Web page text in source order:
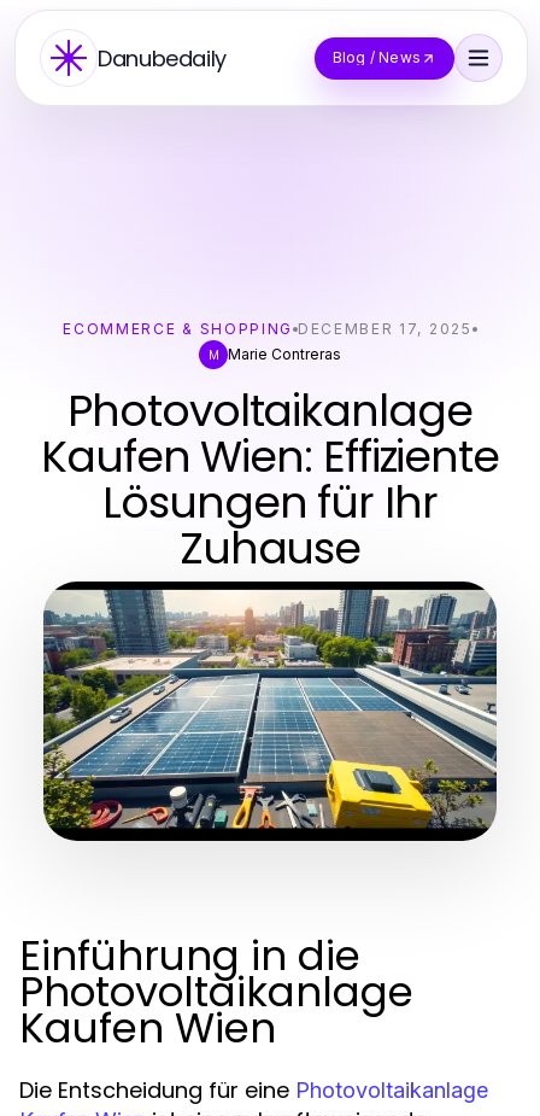
Danubedaily Blog / News
ECOMMERCE & SHOPPING DECEMBER 17, 2025
M Marie Contreras
Photovoltaikanlage
Kaufen Wien: Effiziente
Lösungen für Ihr
Zuhause
Einführung in die
Photovoltaikanlage
Kaufen Wien
Die Entscheidung für eine Photovoltaikanlage